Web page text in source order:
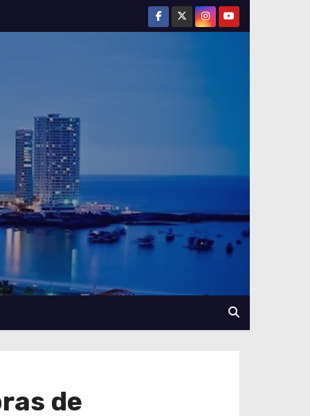
de